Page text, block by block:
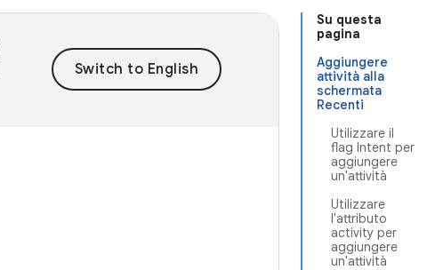
Su questa
pagina
Aggiungere
attività alla
schermata
Recenti
Utilizzare il
flag Intent per
aggiungere
un'attività
Utilizzare
l'attributo
activity per
aggiungere
un'attività